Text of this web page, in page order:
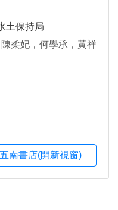
土保持局
柔妃，何學承，黃祥
五南書店(開新視窗)